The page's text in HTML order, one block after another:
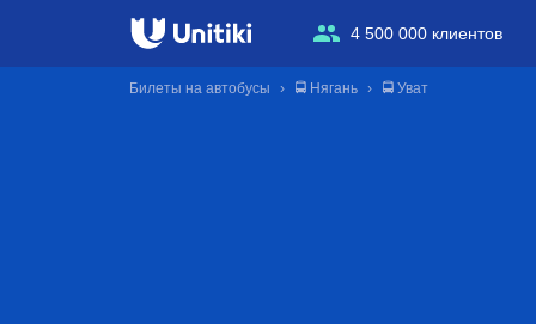
4 500 000 клиентов
Билеты на автобусы 🚍 Нягань 🚍 Уват